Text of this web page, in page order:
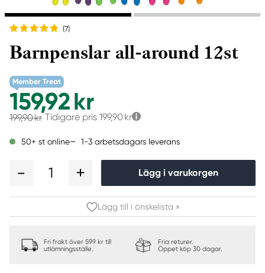
(7)
Barnpenslar all-around 12st
Member Treat
159,92 kr
199,90 kr Tidigare pris 199,90 kr
50+ st online 1-3 arbetsdagars leverans
1 Lägg i varukorgen
Lägg till i önskelista »
Fri frakt över 599 kr till
utlämningsställe.
Fria returer.
Öppet köp 30 dagar.